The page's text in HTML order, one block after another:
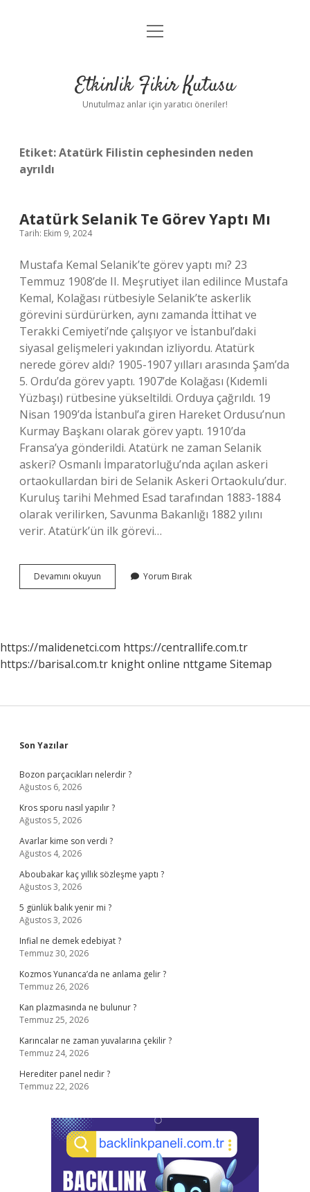
Anasayfa
Yasal Uyarı
menüyü
Etkinlik Fikir Kutusu
Unutulmaz anlar için yaratıcı öneriler!
Etiket:Atatürk Filistin cephesinden neden
ayrıldı
Atatürk Selanik Te Görev Yaptı Mı
Tarih: Ekim 9, 2024
Mustafa Kemal Selanik’te görev yaptı mı? 23
Temmuz 1908’de II. Meşrutiyet ilan edilince Mustafa
Kemal, Kolağası rütbesiyle Selanik’te askerlik
görevini sürdürürken, aynı zamanda İttihat ve
Terakki Cemiyeti’nde çalışıyor ve İstanbul’daki
siyasal gelişmeleri yakından izliyordu. Atatürk
nerede görev aldı? 1905-1907 yılları arasında Şam’da
5. Ordu’da görev yaptı. 1907’de Kolağası (Kıdemli
Yüzbaşı) rütbesine yükseltildi. Orduya çağrıldı. 19
Nisan 1909’da İstanbul’a giren Hareket Ordusu’nun
Kurmay Başkanı olarak görev yaptı. 1910’da
Fransa’ya gönderildi. Atatürk ne zaman Selanik
askeri? Osmanlı İmparatorluğu’nda açılan askeri
ortaokullardan biri de Selanik Askeri Ortaokulu’dur.
Kuruluş tarihi Mehmed Esad tarafından 1883-1884
olarak verilirken, Savunma Bakanlığı 1882 yılını
verir. Atatürk’ün ilk görevi…
Devamını okuyun
Selanik
Yorum Bırak
https://malidenetci.com https://centrallife.com.tr
https://barisal.com.tr knight online nttgame Sitemap
Sidebar
Son Yazılar
Bozon parçacıkları nelerdir ?
Ağustos 6, 2026
Kros sporu nasıl yapılır ?
Ağustos 5, 2026
Avarlar kime son verdi ?
Ağustos 4, 2026
Aboubakar kaç yıllık sözleşme yaptı ?
Ağustos 3, 2026
5 günlük balık yenir mi ?
Ağustos 3, 2026
Infial ne demek edebiyat ?
Temmuz 30, 2026
Kozmos Yunanca’da ne anlama gelir ?
Temmuz 26, 2026
Kan plazmasında ne bulunur ?
Temmuz 25, 2026
Karıncalar ne zaman yuvalarına çekilir ?
Temmuz 24, 2026
Herediter panel nedir ?
Temmuz 22, 2026